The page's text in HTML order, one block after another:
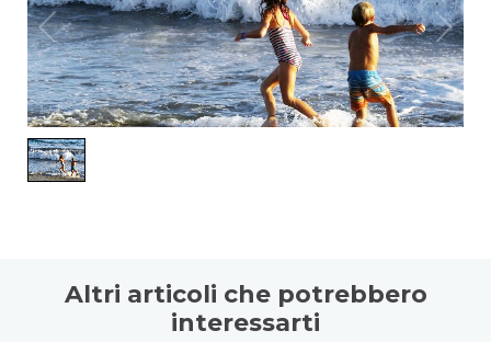
1/1
Altri articoli che potrebbero
interessarti